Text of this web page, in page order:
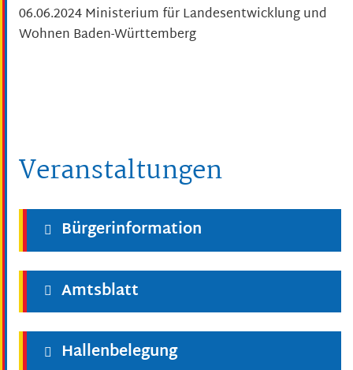
06.06.2024 Ministerium für Landesentwicklung und
Wohnen Baden-Württemberg
Veranstaltungen
Bürgerinformation
Amtsblatt
Hallenbelegung